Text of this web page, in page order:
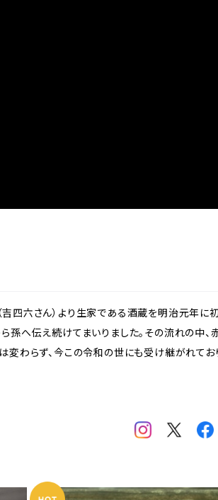
四六さん）より生家である酒蔵を明治元年
孫へ伝え続けてまいりました。その流れの中
変わらず、今この令和の世にも受け継がれて